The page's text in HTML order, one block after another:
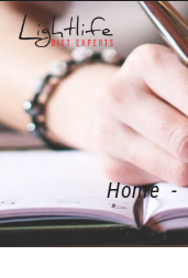
Home -